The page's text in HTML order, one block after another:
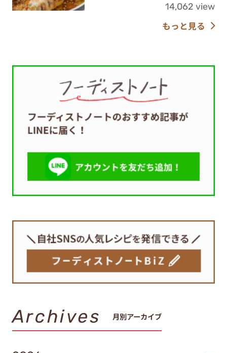
14,062 view
もっと見る
Archives 月別アーカイブ